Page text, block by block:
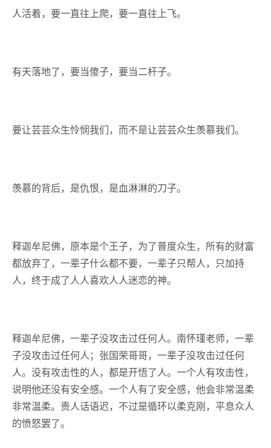
人活着，要一直往上爬，要一直往上飞。
有天落地了，要当傻子，要当二杆子。
要让芸芸众生怜悯我们，而不是让芸芸众生羡慕我们。
羡慕的背后，是仇恨，是血淋淋的刀子。
释迦牟尼佛，原本是个王子，为了普度众生，所有的财富
都放弃了，一辈子什么都不要，一辈子只帮人，只加持
人，终于成了人人喜欢人人迷恋的神。
释迦牟尼佛，一辈子没攻击过任何人。南怀瑾老师，一辈
子没攻击过任何人；张国荣哥哥，一辈子没攻击过任何
人。没有攻击性的人，都是开悟了人。一个人有攻击性，
说明他还没有安全感。一个人有了安全感，他会非常温柔
非常温柔。贵人话语迟，不过是循环以柔克刚，平息众人
的愤怒罢了。